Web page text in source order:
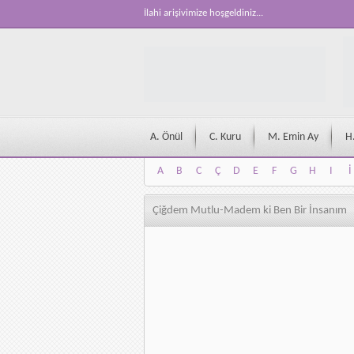
İlahi arişivimize hoşgeldiniz...
A. Önül C. Kuru M. Emin Ay
A B C Ç D E F G H I İ
A
B C Ç D E F G H I İ
Çiğdem Mutlu-Madem ki Ben Bir İnsanım